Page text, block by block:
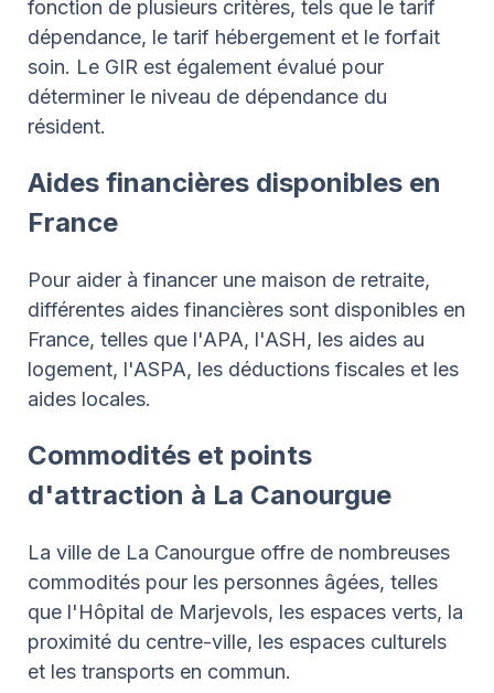
fonction de plusieurs critères, tels que le tarif
dépendance, le tarif hébergement et le forfait
soin. Le GIR est également évalué pour
déterminer le niveau de dépendance du
résident.
Aides financières disponibles en
France
Pour aider à financer une maison de retraite,
différentes aides financières sont disponibles en
France, telles que l'APA, l'ASH, les aides au
logement, l'ASPA, les déductions fiscales et les
aides locales.
Commodités et points
d'attraction à La Canourgue
La ville de La Canourgue offre de nombreuses
commodités pour les personnes âgées, telles
que l'Hôpital de Marjevols, les espaces verts, la
proximité du centre-ville, les espaces culturels
et les transports en commun.